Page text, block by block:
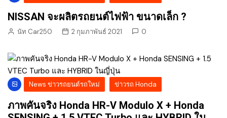
NISSAN จะผลิตรถยนต์ไฟฟ้า ขนาดเล็ก ?
นัท Car250 2 กุมภาพันธ์ 2021 0
News ข่าวรถยนต์รถใหม่ ข่าวรถ Honda
ภาพคันจริง Honda HR-V Modulo X + Honda